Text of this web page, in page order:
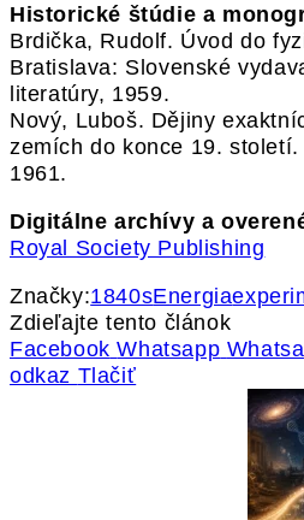
Historické štúdie a
Brdička, Rudolf. Úvod do
Bratislava: Slovenské
literatúry, 1959.
Nový, Luboš. Dějiny
zemích do konce 19. století.
1961.
Digitálne archívy a
Royal Society Publishing
Značky:1840sEnergia
Zdieľajte tento článok
Facebook Whatsapp
odkaz Tlačiť